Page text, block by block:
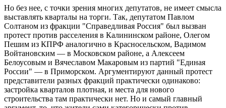
Но без нее, с точки зрения многих депутатов, не имеет смысла
выставлять кварталы на торги. Так, депутатом Павлом
Солтаном из фракции "Справедливая Россия" был вызван
протест против расселения в Калининском районе, Олегом
Пешим из КПРФ аналогично в Красносельском, Вадимом
Войтановским — в Московском районе, а Алексеем
Белоусовым и Вячеславом Макаровым из партий "Единая
России" — в Приморском. Аргументируют данный протест
представители разных фракций практически одинаково:
застройка кварталов плотная, и места для нового
строительства там практически нет. Но и самый главный